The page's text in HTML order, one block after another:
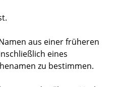
aus einer früheren
eines
zu bestimmen.